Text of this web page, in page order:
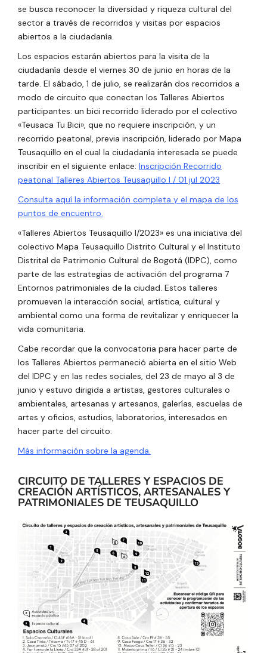
se busca reconocer la diversidad y riqueza cultural del
sector a través de recorridos y visitas por espacios
abiertos a la ciudadanía.
Los espacios estarán abiertos para la visita de la
ciudadanía desde el viernes 30 de junio en horas de la
tarde. El sábado, 1 de julio, se realizarán dos recorridos a
modo de circuito que conectan los Talleres Abiertos
participantes: un bici recorrido liderado por el colectivo
«Teusaca Tu Bici», que no requiere inscripción, y un
recorrido peatonal, previa inscripción, liderado por Mapa
Teusaquillo en el cual la ciudadanía interesada se puede
inscribir en el siguiente enlace: Inscripción Recorrido
peatonal Talleres Abiertos Teusaquillo I / 01 jul 2023
Consulta aquí la información completa y el mapa de los
puntos de encuentro.
«Talleres Abiertos Teusaquillo I/2023» es una iniciativa del
colectivo Mapa Teusaquillo Distrito Cultural y el Instituto
Distrital de Patrimonio Cultural de Bogotá (IDPC), como
parte de las estrategias de activación del programa 7
Entornos patrimoniales de la ciudad. Estos talleres
promueven la interacción social, artística, cultural y
ambiental como una forma de revitalizar y enriquecer la
vida comunitaria.
Cabe recordar que la convocatoria para hacer parte de
los Talleres Abiertos permaneció abierta en el sitio Web
del IDPC y en las redes sociales, del 23 de mayo al 3 de
junio y estuvo dirigida a artistas, gestores culturales o
ambientales, artesanas y artesanos, galerías, escuelas de
artes y oficios, estudios, laboratorios, interesados en
hacer parte del circuito.
Más información sobre la agenda.
CIRCUITO DE TALLERES Y ESPACIOS DE
CREACIÓN ARTÍSTICOS, ARTESANALES Y
PATRIMONIALES DE TEUSAQUILLO